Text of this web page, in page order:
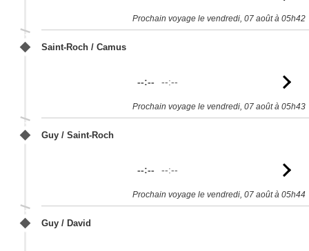
Prochain voyage le vendredi, 07 août à 05h42
Saint-Roch / Camus
--:-- --:--
Prochain voyage le vendredi, 07 août à 05h43
Guy / Saint-Roch
--:-- --:--
Prochain voyage le vendredi, 07 août à 05h44
Guy / David